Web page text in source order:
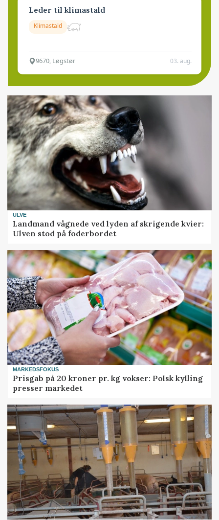
Leder til klimastald
Klimastald
9670, Løgstør 03. aug.
ULVE
Landmand vågnede ved lyden af skrigende kvier:
Ulven stod på foderbordet
MARKEDSFOKUS
Prisgab på 20 kroner pr. kg vokser: Polsk kylling
presser markedet